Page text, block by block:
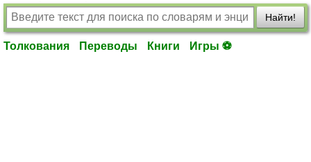
Найти!
Толкования Переводы Книги Игры ⚽